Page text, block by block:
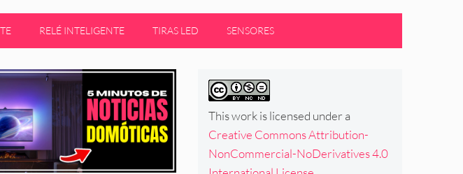
RELÉ INTELIGENTE TIRAS LED SENSORES
This work is licensed under a
Creative Commons Attribution-
NonCommercial-NoDerivatives 4.0